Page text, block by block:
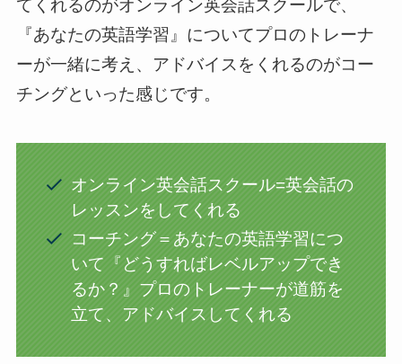
てくれるのがオンライン英会話スクールで、
『あなたの英語学習』についてプロのトレーナ
ーが一緒に考え、アドバイスをくれるのがコー
チングといった感じです。
オンライン英会話スクール=英会話の
レッスンをしてくれる
コーチング＝あなたの英語学習につ
いて『どうすればレベルアップでき
るか？』プロのトレーナーが道筋を
立て、アドバイスしてくれる